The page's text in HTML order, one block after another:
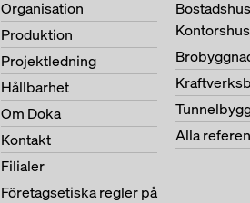
Organisation
Produktion
Projektledning
Hållbarhet
Om Doka
Kontakt
Filialer
Företagsetiska regler på
Kontorshus
Alla